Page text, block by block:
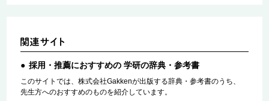
採用・推薦におすすめの 学研の辞典・参考書
このサイトでは、株式会社Gakkenが出版する辞典・参考書のうち、
先生方へのおすすめのものを紹介しています。